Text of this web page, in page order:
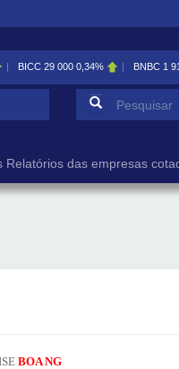
BICC 29 000 0,34% BNBC 1
Relatórios das empresas
BOA NG